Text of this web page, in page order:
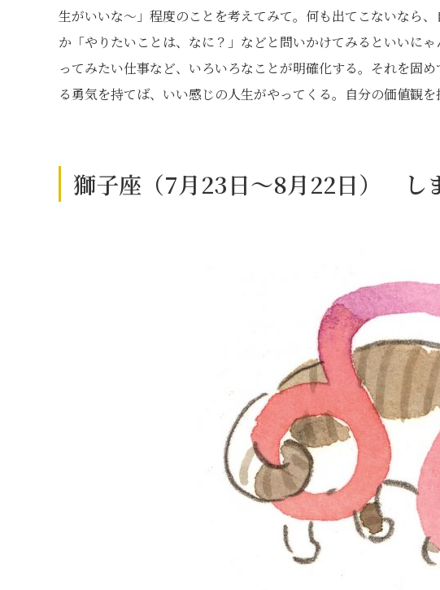
生がいいな〜」程度のことを考えてみて。何も出てこないなら
か「やりたいことは、なに？」などと問いかけてみるといいに
ってみたい仕事など、いろいろなことが明確化する。それを固
る勇気を持てば、いい感じの人生がやってくる。自分の価値観
獅子座（7月23日～8月22日） し